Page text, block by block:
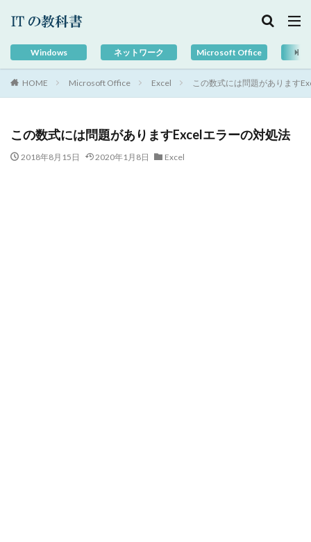
Windows ネットワーク Microsoft Office
HOME Microsoft Office Excel この数式には問題があります
この数式には問題がありますExcelエラーの対処法
2018年8月15日 2020年1月8日 Excel